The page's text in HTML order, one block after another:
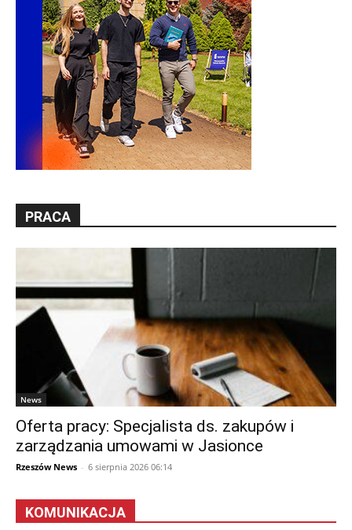
PRACA
News
Oferta pracy: Specjalista ds. zakupów i
zarządzania umowami w Jasionce
Rzeszów News - 6 sierpnia 2026 06:14
KOMUNIKACJA